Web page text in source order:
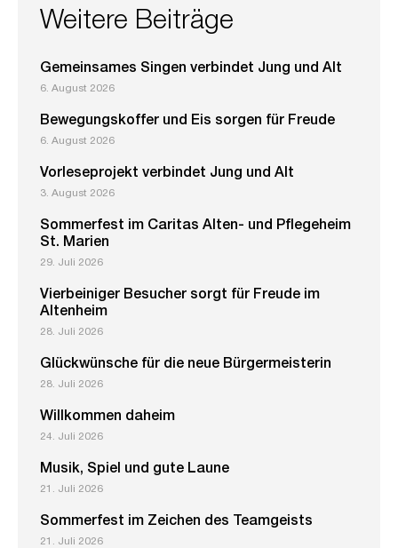
Weitere Beiträge
Gemeinsames Singen verbindet Jung und Alt
6. August 2026
Bewegungskoffer und Eis sorgen für Freude
6. August 2026
Vorleseprojekt verbindet Jung und Alt
3. August 2026
Sommerfest im Caritas Alten- und Pflegeheim
St. Marien
29. Juli 2026
Vierbeiniger Besucher sorgt für Freude im
Altenheim
28. Juli 2026
Glückwünsche für die neue Bürgermeisterin
28. Juli 2026
Willkommen daheim
24. Juli 2026
Musik, Spiel und gute Laune
21. Juli 2026
Sommerfest im Zeichen des Teamgeists
21. Juli 2026